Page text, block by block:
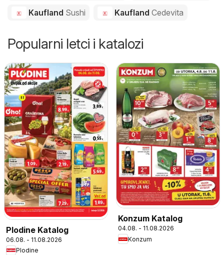
Kaufland Sushi Kaufland Cedevita
Popularni letci i katalozi
Plodine Katalog
06.08. - 11.08.2026
Plodine
Konzum Katalog
04.08. - 11.08.2026
Konzum